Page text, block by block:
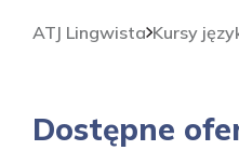
ATJ Lingwista Kursy
Dostępne